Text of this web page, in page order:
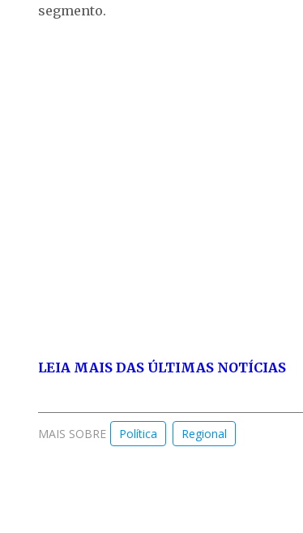
segmento.
LEIA MAIS DAS ÚLTIMAS NOTÍCIAS
MAIS SOBRE Política Regional